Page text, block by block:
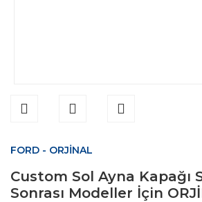
FORD - ORJİNAL
Custom Sol Ayna Kapağı
Sonrası Modeller İçin